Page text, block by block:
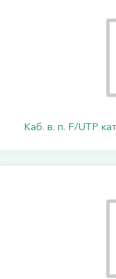
Каб. в. п. F/UTP